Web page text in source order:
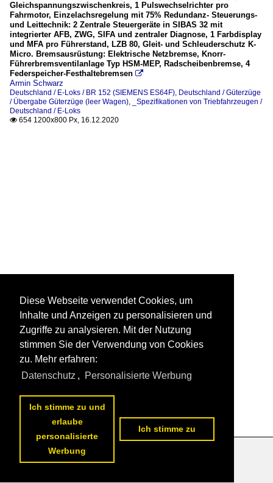
Gleichspannungszwischenkreis, 1 Pulswechselrichter pro
Fahrmotor, Einzelachsregelung mit 75% Redundanz- Steuerungs-
und Leittechnik: 2 Zentrale Steuergeräte in SIBAS 32 mit
integrierter AFB, ZWG, SIFA und zentraler Diagnose, 1 Farbdisplay
und MFA pro Führerstand, LZB 80, Gleit- und Schleuderschutz K-
Micro. Bremsausrüstung: Elektrische Netzbremse, Knorr-
Führerbremsventilanlage Typ HSM-MEP, Radscheibenbremse, 4
Federspeicher-Festhaltebremsen 
Armin Schwarz
Deutschland / E-Loks / BR 152 (SIEMENS ES64F), Deutschland / Güterzüge
/ Übergabe Güterzüge (leer Wagen),
_Spezifikationen von Triebfahrzeugen /
Deutschland / E-Loks
 654 1200x800 Px, 16.12.2020
Diese Webseite verwendet Cookies, um
Inhalte und Anzeigen zu personalisieren und
Zugriffe zu analysieren. Mit der Nutzung
stimmen Sie der Verwendung von Cookies
zu. Mehr erfahren:
Datenschutz , Personalisierte Werbung
Ich stimme zu und
erlaube
personalisierte
Werbung
Ich stimme zu